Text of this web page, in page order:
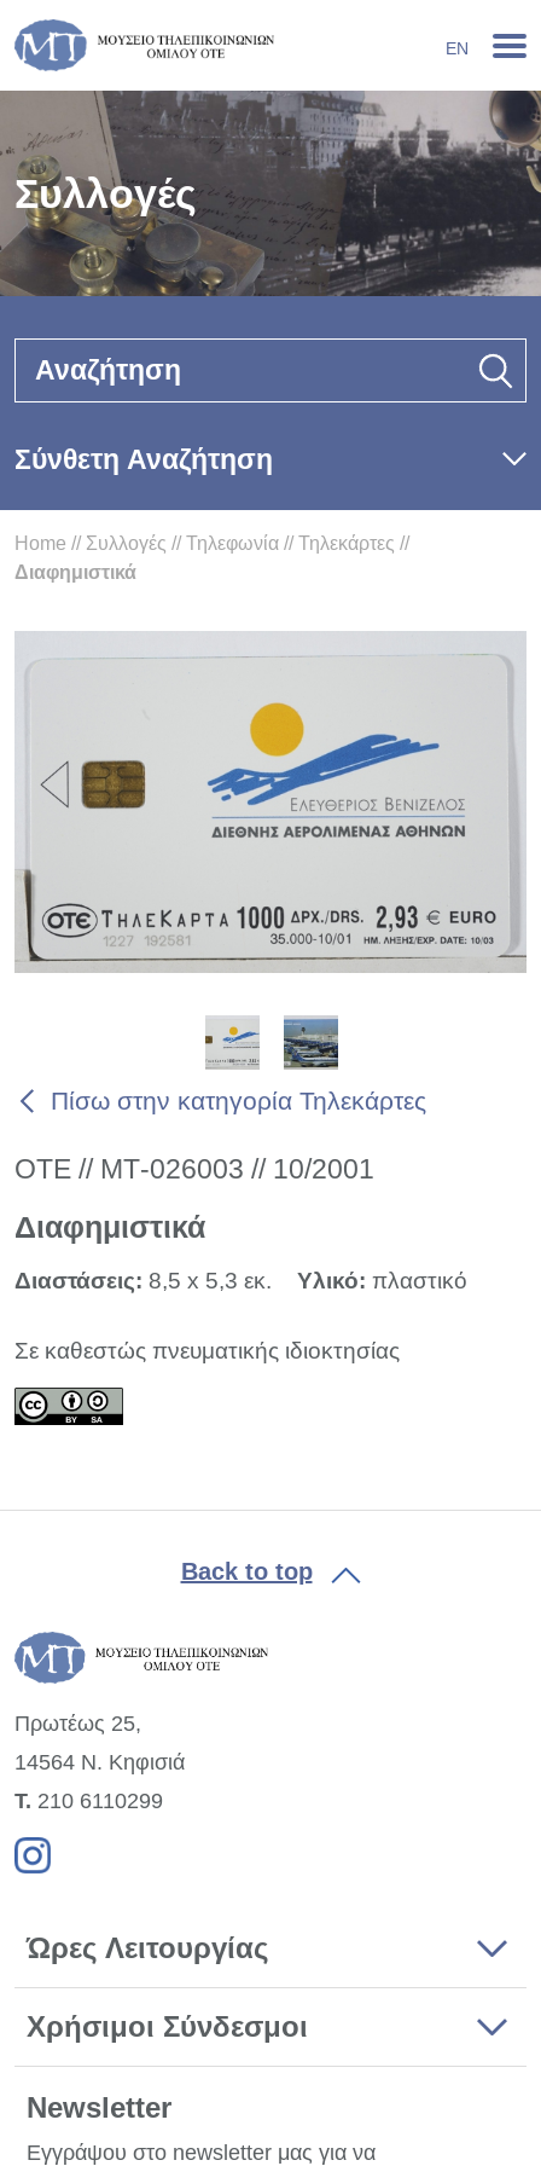
EN
Συλλογές
Αναζήτηση
Σύνθετη Αναζήτηση
Home // Συλλογές //Τηλεφωνία //Τηλεκάρτες //
Διαφημιστικά
Πίσω στην κατηγορία Τηλεκάρτες
ΟΤΕ // ΜΤ-026003 // 10/2001
Διαφημιστικά
Διαστάσεις: 8,5 x 5,3 εκ. Υλικό: πλαστικό
Σε καθεστώς πνευματικής ιδιοκτησίας
Back to top
Πρωτέως 25,
14564 Ν. Κηφισιά
Τ. 210 6110299
Ώρες Λειτουργίας
Χρήσιμοι Σύνδεσμοι
Newsletter
Εγγράψου στο newsletter μας για να